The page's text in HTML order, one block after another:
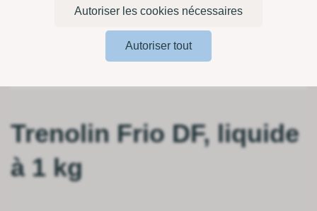
Trenolin Frio DF, liquide
à 1 kg
Autoriser les cookies nécessaires
Autoriser tout